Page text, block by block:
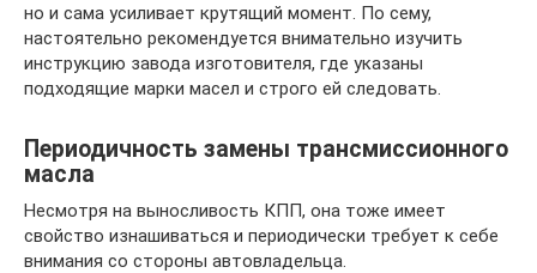
но и сама усиливает крутящий момент. По сему,
настоятельно рекомендуется внимательно изучить
инструкцию завода изготовителя, где указаны
подходящие марки масел и строго ей следовать.
Периодичность замены трансмиссионного
масла
Несмотря на выносливость КПП, она тоже имеет
свойство изнашиваться и периодически требует к себе
внимания со стороны автовладельца.